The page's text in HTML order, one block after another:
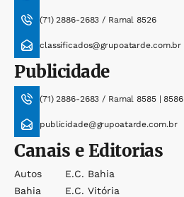
(71) 2886-2683 / Ramal 8526
classificados@grupoatarde.com.br
Publicidade
(71) 2886-2683 / Ramal 8585 | 8586
publicidade@grupoatarde.com.br
Canais e Editorias
Autos
Bahia
E.c. Bahia
E.c. Vitória